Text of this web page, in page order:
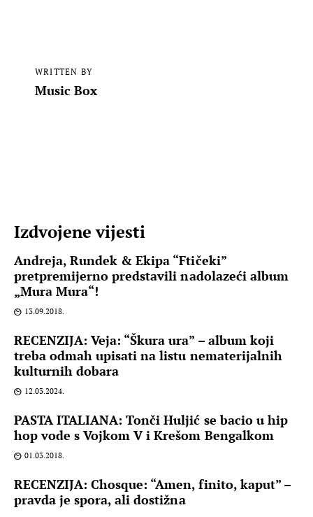
WRITTEN BY
Music Box
Izdvojene vijesti
Andreja, Rundek & Ekipa “Ftičeki”
pretpremijerno predstavili nadolazeći album
„Mura Mura“!
13.09.2018.
RECENZIJA: Veja: “Škura ura” – album koji
treba odmah upisati na listu nematerijalnih
kulturnih dobara
12.03.2024.
PASTA ITALIANA: Tonči Huljić se bacio u hip
hop vode s Vojkom V i Krešom Bengalkom
01.03.2018.
RECENZIJA: Chosque: “Amen, finito, kaput” –
pravda je spora, ali dostižna